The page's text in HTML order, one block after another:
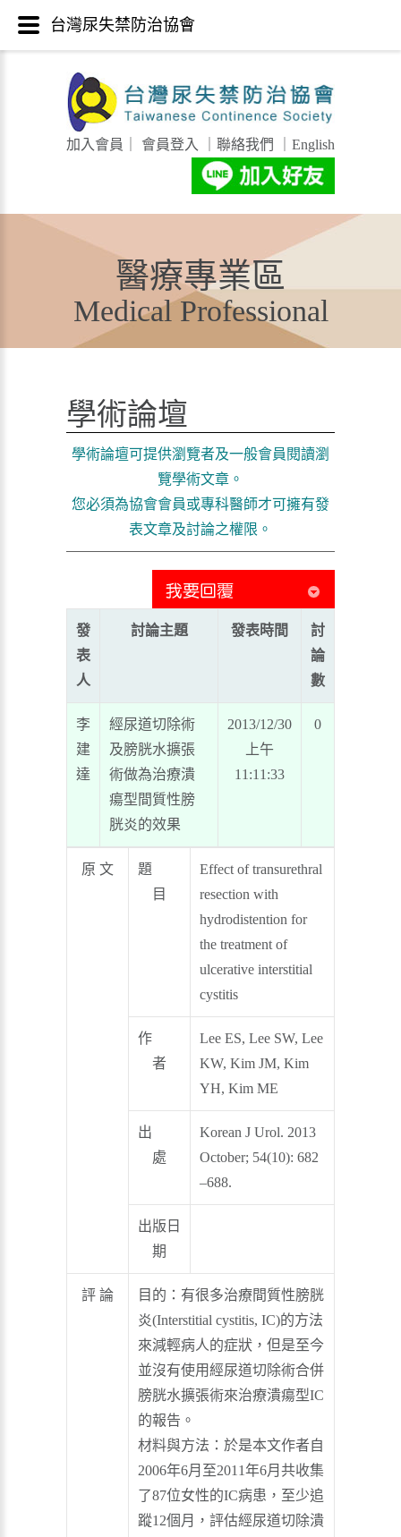
加入會員 會員登入 聯絡我們 English
醫療專業區
Medical Professional
學術論壇
學術論壇可提供瀏覽者及一般會員閱讀瀏
覽學術文章。
您必須為協會會員或專科醫師才可擁有發
表文章及討論之權限。
發
表
人
討論主題 發表時間
討
論
數
李
建
達
經尿道切除術
及膀胱水擴張
術做為治療潰
瘍型間質性膀
胱炎的效果
2013/12/30
上午
11:11:33
0
原 文
題
目
Effect of transurethral
resection with
hydrodistention for
the treatment of
ulcerative interstitial
cystitis
作
者
Lee ES, Lee SW, Lee
KW, Kim JM, Kim
YH, Kim ME
出
處
Korean J Urol. 2013
October; 54(10): 682
–688.
出版日
期
評 論
目的：有很多治療間質性膀胱
炎(Interstitial cystitis, IC)的方法
來減輕病人的症狀，但是至今
並沒有使用經尿道切除術合併
膀胱水擴張術來治療潰瘍型IC
的報告。
材料與方法：於是本文作者自
2006年6月至2011年6月共收集
了87位女性的IC病患，至少追
蹤12個月，評估經尿道切除潰
台灣尿失禁防治協會